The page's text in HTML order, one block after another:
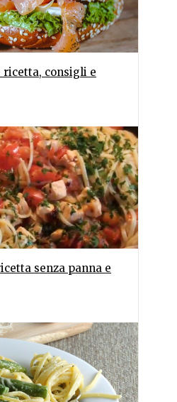
ricetta, consigli e
senza panna e